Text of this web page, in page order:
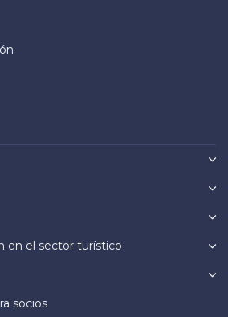
en el sector turístico
socios